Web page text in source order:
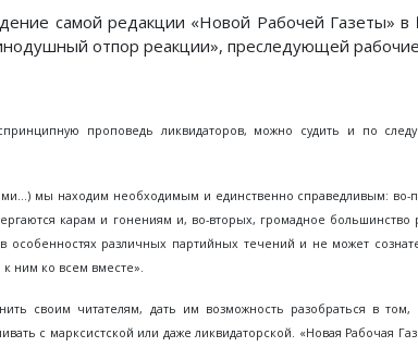
самой редакции «Новой Рабочей Газеты»
отпор реакции», преследующей
проповедь ликвидаторов, можно судить и по
мы находим необходимым и единственно справедливым: во-
карам и гонениям и, во-вторых, громадное большинство
особенностях различных партийных течений и не может
к ним ко всем вместе».
своим читателям, дать им возможность разобраться в
с марксистской или даже ликвидаторской. «Новая Рабочая